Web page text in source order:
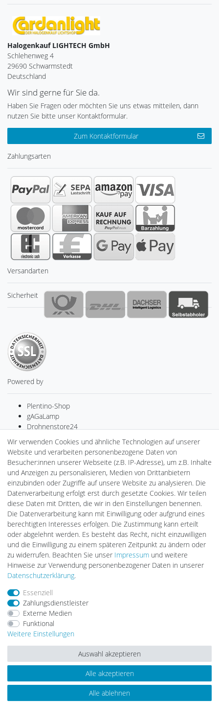
Halogenkauf LIGHTECH GmbH
Schlehenweg 4
29690 Schwarmstedt
Deutschland
Wir sind gerne für Sie da.
Haben Sie Fragen oder möchten Sie uns etwas mitteilen, dann
nutzen Sie bitte unser Kontaktformular.
Zum Kontaktformular
Zahlungsarten
Versandarten
Sicherheit
Powered by
Plentino-Shop
gAGaLamp
Drohnenstore24
MeinUSB
Batteriespeicher
PlentiSolar
Gebrauchtlicht
Ledkauf
DEYESOLAR
Lightech Connect
CardanLight Europe
FORTIMO LEDs
LED-RETROSHOP
Wallbox24
Impressum
Barrierefreiheitserklärung
Vertrag widerrufen
© Copyright 2026 | Alle Rechte vorbehalten.
Wir verwenden Cookies und ähnliche Technologien auf unserer
Website und verarbeiten personenbezogene Daten von
Besucher:innen unserer Webseite (z.B. IP-Adresse), um z.B. Inhalte
und Anzeigen zu personalisieren, Medien von Drittanbietern
einzubinden oder Zugriffe auf unsere Website zu analysieren. Die
Datenverarbeitung erfolgt erst durch gesetzte Cookies. Wir teilen
diese Daten mit Dritten, die wir in den Einstellungen benennen.
Die Datenverarbeitung kann mit Einwilligung oder aufgrund eines
berechtigten Interesses erfolgen. Die Zustimmung kann erteilt
oder abgelehnt werden. Es besteht das Recht, nicht einzuwilligen
und die Einwilligung zu einem späteren Zeitpunkt zu ändern oder
zu widerrufen. Beachten Sie unser Impressum und weitere
Hinweise zur Verwendung personenbezogener Daten in unserer
Daten­schutz­erklärung.
Essenziell
Zahlungsdienstleister
Externe Medien
Funktional
Weitere Einstellungen
Alle akzeptieren
Alle ablehnen
Auswahl akzeptieren